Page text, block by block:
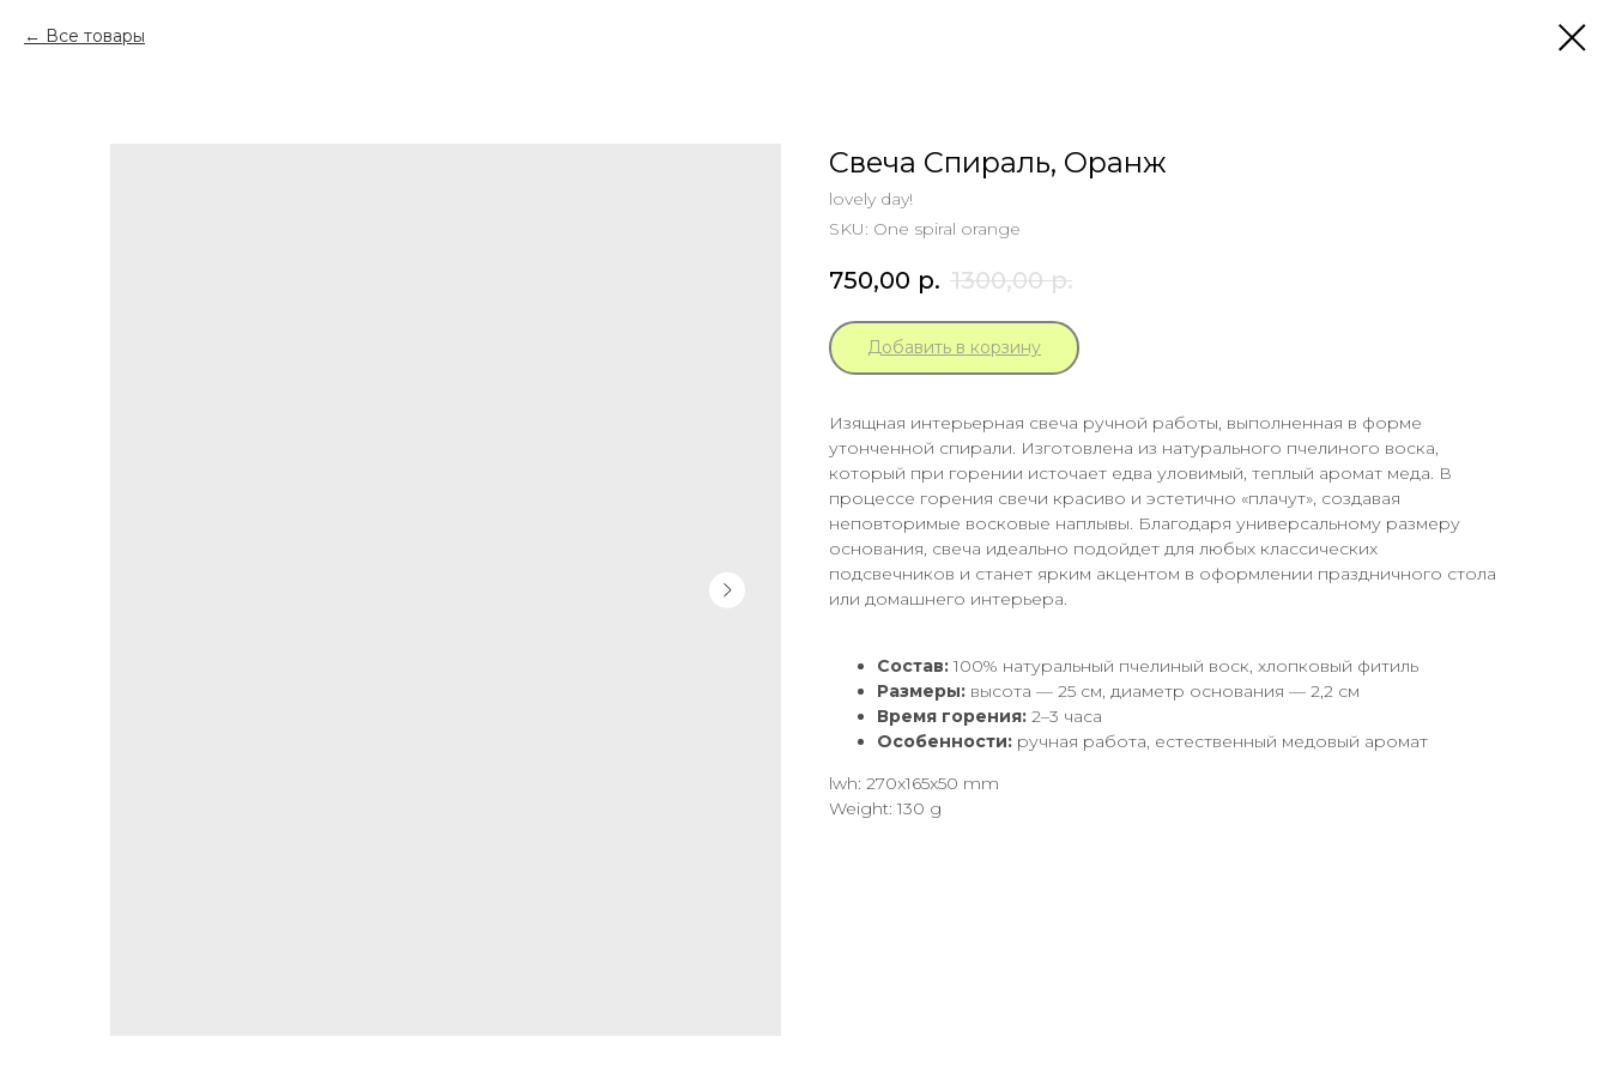
Все товары
Свеча Спираль, Оранж
lovely day!
SKU: One spiral orange
750,00 р. 1300,00 р.
Добавить в корзину
Изящная интерьерная свеча ручной работы, выполненная в форме
утонченной спирали. Изготовлена из натурального пчелиного воска,
который при горении источает едва уловимый, теплый аромат меда. В
процессе горения свечи красиво и эстетично «плачут», создавая
неповторимые восковые наплывы. Благодаря универсальному размеру
основания, свеча идеально подойдет для любых классических
подсвечников и станет ярким акцентом в оформлении праздничного стола
или домашнего интерьера.
Состав:100% натуральный пчелиный воск, хлопковый фитиль
Размеры: высота — 25 см, диаметр основания — 2,2 см
Время горения: 2–3 часа
Особенности: ручная работа, естественный медовый аромат
lwh: 270x165x50 mm
Weight: 130 g